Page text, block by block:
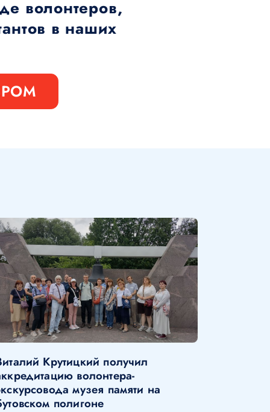
волонтеров,
в наших
Крутицкий получил
волонтера-
музея памяти на
полигоне